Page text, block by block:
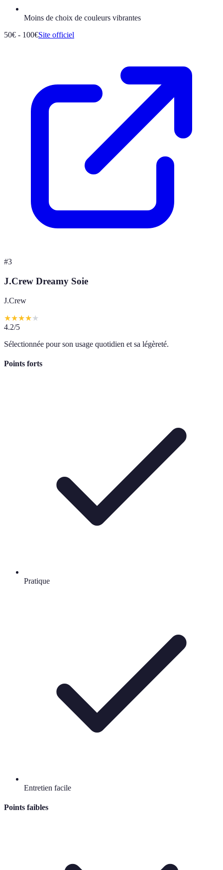
Moins de choix de couleurs vibrantes
50€ - 100€Site officiel
#3
J.Crew Dreamy Soie
J.Crew
★★★★★
4.2/5
Sélectionnée pour son usage quotidien et sa légèreté.
Points forts
Pratique
Entretien facile
Points faibles